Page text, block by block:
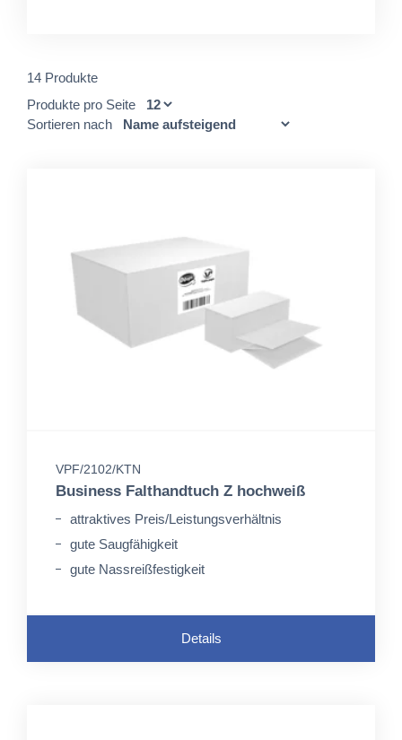
14 Produkte
Produkte pro Seite
Sortieren nach
VPF/2102/KTN
Business Falthandtuch Z hochweiß
attraktives Preis/Leistungsverhältnis
gute Saugfähigkeit
gute Nassreißfestigkeit
Details